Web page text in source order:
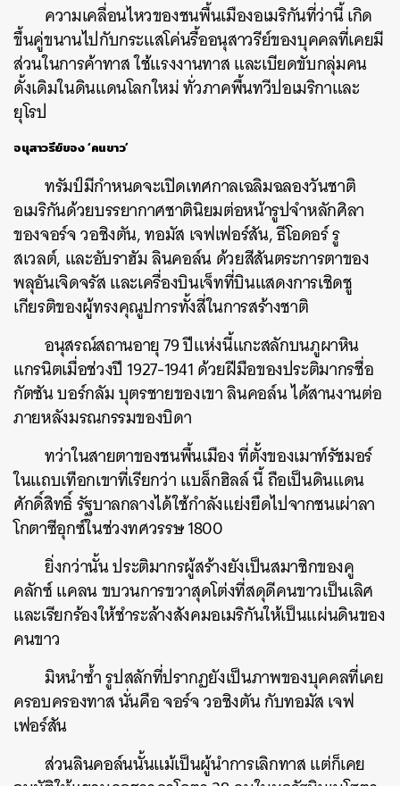
ความเคลื่อนไหวของชนพื้นเมืองอเมริกันที่ว่านี้เกิด
ขึ้นคู่ขนานไปกับกระแสโค่นรื้ออนุสาวรีย์ของบุคคลที่เคยมี
ส่วนในการค้าทาสใช้แรงงานทาสและเบียดขับกลุ่มคน
ดั้งเดิมในดินแดนโลกใหม่ทั่วภาคพื้นทวีปอเมริกาและ
ยุโรป
อนุสาวรีย์ของ ‘คนขาว’
ทรัมป์มีกำหนดจะเปิดเทศกาลเฉลิมฉลองวันชาติ
อเมริกันด้วยบรรยากาศชาตินิยมต่อหน้ารูปจำหลักศิลา
ของจอร์จวอชิงตัน,ทอมัส เจฟเฟอร์สัน,ธีโอดอร์รู
สเวลต์, และอับราฮัมลินคอล์นด้วยสีสันตระการตาของ
พลุอันเจิดจรัสและเครื่องบินเจ็ทที่บินแสดงการเชิดชู
เกียรติของผู้ทรงคุณูปการทั้งสี่ในการสร้างชาติ
อนุสรณ์สถานอายุ79ปีแห่งนี้แกะสลักบนภูผาหิน
แกรนิตเมื่อช่วงปี1927-1941ด้วยฝีมือของประติมากรชื่อ
กัตซันบอร์กลัมบุตรชายของเขาลินคอล์นได้สานงานต่อ
ภายหลังมรณกรรมของบิดา
ทว่าในสายตาของชนพื้นเมืองที่ตั้งของเมาท์รัชมอร์
ในแถบเทือกเขาที่เรียกว่าแบล็กฮิลล์นี้ถือเป็นดินแดน
ศักดิ์สิทธิ์รัฐบาลกลางได้ใช้กำลังแย่งยึดไปจากชนเผ่าลา
โกตาซีอุกซ์ในช่วงทศวรรษ1800
ยิ่งกว่านั้นประติมากรผู้สร้างยังเป็นสมาชิกของคู
คลักซ์แคลนขบวนการขวาสุดโต่งที่สดุดีคนขาวเป็นเลิศ
และเรียกร้องให้ชำระล้างสังคมอเมริกันให้เป็นแผ่นดินของ
คนขาว
มิหนำซ้ำรูปสลักที่ปรากฏยังเป็นภาพของบุคคลที่เคย
ครอบครองทาสนั่นคือจอร์จวอชิงตันกับทอมัสเจฟ
เฟอร์สัน
ส่วนลินคอล์นนั้นแม้เป็นผู้นำการเลิกทาสแต่ก็เคย